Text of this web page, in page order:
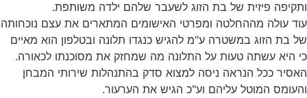
ותקיפה פיזית של בת הזוג לשעבר שלהם ילדה משותפת.
עוד עולה מההחלטה ומפרטי האישומים המתארים את עצם נוכחותה
של בת הזוג במשטרה ע"מ להגיש כנגדו תלונה ובטלפון הוא מאיים
כי היא עשתה טעות על התלונה מה שמחזק את מסוכנתו לכאורה.
האסיר ככל הנראה ניסה למצוא סדק בהתנהלות שירותי המבחן
והעומס המוטל עליהם וע"כ הגיש את הערעור.